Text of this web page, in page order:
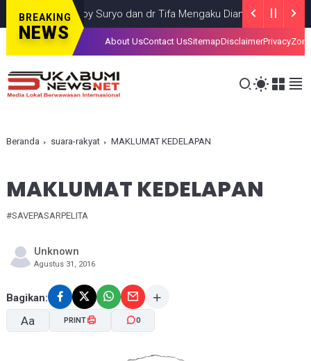
BREAKING
NEWS
Roy Suryo dan dr Tifa Mengaku Diancam Dibunuh
About UsContact UsSitemapDisclaimerPrivacy
Beranda suara-rakyat MAKLUMAT KEDELAPAN
MAKLUMAT KEDELAPAN
#SAVEPASARPELITA
Unknown
Agustus 31, 2016
Bagikan:
Aa PRINT 0